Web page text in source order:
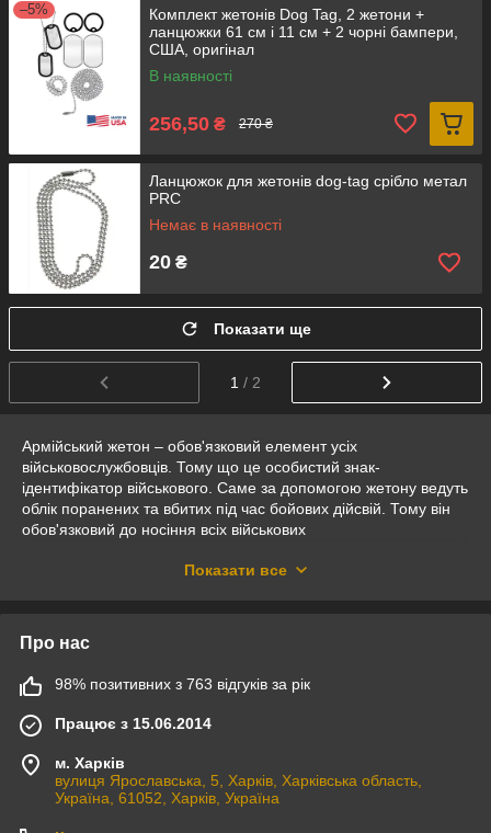
–5%
Комплект жетонів Dog Tag, 2 жетони +
ланцюжки 61 см і 11 см + 2 чорні бампери,
США, оригінал
В наявності
256,50 ₴ 270 ₴
Ланцюжок для жетонів dog-tag срібло метал
PRC
Немає в наявності
20 ₴
Показати ще
1 / 2
Армійський жетон – обов'язковий елемент усіх
військовослужбовців. Тому що це особистий знак-
ідентифікатор військового. Саме за допомогою жетону ведуть
облік поранених та вбитих під час бойових дійсвій. Тому він
обов'язковий до носіння всіх військових
дата народження
Показати все
Про нас
98% позитивних з 763 відгуків за рік
Працює з 15.06.2014
м. Харків
вулиця Ярославська, 5, Харків, Харківська область,
Україна, 61052, Харків, Україна